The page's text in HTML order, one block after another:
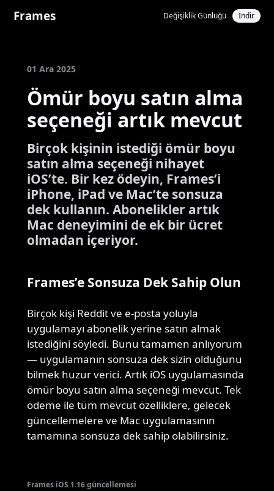
Frames Değişiklik Günlüğü İndir
01 Ara 2025
Ömür boyu satın alma
seçeneği artık mevcut
Birçok kişinin istediği ömür boyu
satın alma seçeneği nihayet
iOS’te. Bir kez ödeyin, Frames’i
iPhone, iPad ve Mac’te sonsuza
dek kullanın. Abonelikler artık
Mac deneyimini de ek bir ücret
olmadan içeriyor.
Frames’e Sonsuza Dek Sahip Olun
Birçok kişi Reddit ve e-posta yoluyla
uygulamayı abonelik yerine satın almak
istediğini söyledi. Bunu tamamen anlıyorum
— uygulamanın sonsuza dek sizin olduğunu
bilmek huzur verici. Artık iOS uygulamasında
ömür boyu satın alma seçeneği mevcut. Tek
ödeme ile tüm mevcut özelliklere, gelecek
güncellemelere ve Mac uygulamasının
tamamına sonsuza dek sahip olabilirsiniz.
Frames iOS 1.16 güncellemesi